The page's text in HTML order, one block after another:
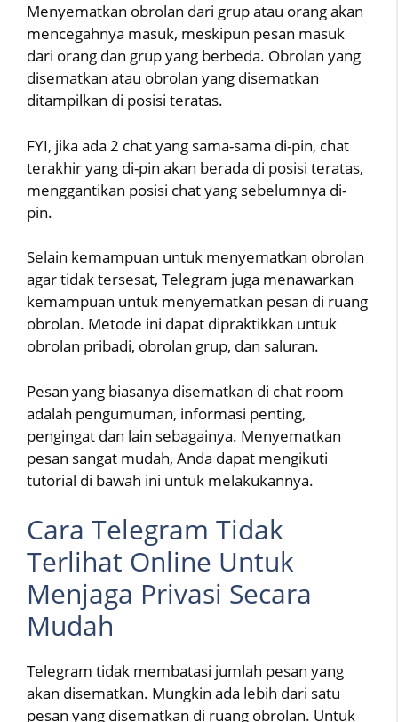
Menyematkan obrolan dari grup atau orang akan
mencegahnya masuk, meskipun pesan masuk
dari orang dan grup yang berbeda. Obrolan yang
disematkan atau obrolan yang disematkan
ditampilkan di posisi teratas.
FYI, jika ada 2 chat yang sama-sama di-pin, chat
terakhir yang di-pin akan berada di posisi teratas,
menggantikan posisi chat yang sebelumnya di-
pin.
Selain kemampuan untuk menyematkan obrolan
agar tidak tersesat, Telegram juga menawarkan
kemampuan untuk menyematkan pesan di ruang
obrolan. Metode ini dapat dipraktikkan untuk
obrolan pribadi, obrolan grup, dan saluran.
Pesan yang biasanya disematkan di chat room
adalah pengumuman, informasi penting,
pengingat dan lain sebagainya. Menyematkan
pesan sangat mudah, Anda dapat mengikuti
tutorial di bawah ini untuk melakukannya.
Cara Telegram Tidak
Terlihat Online Untuk
Menjaga Privasi Secara
Mudah
Telegram tidak membatasi jumlah pesan yang
akan disematkan. Mungkin ada lebih dari satu
pesan yang disematkan di ruang obrolan. Untuk